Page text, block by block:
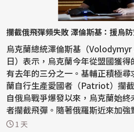
攔截俄飛彈頻失敗 澤倫斯基：援烏
烏克蘭總統澤倫斯基（
日）表示，烏克蘭今年從盟國獲
有去年的三分之一。基輔正積極
蘭自行生產愛國者（Patriot）攔截飛彈。 路
自俄烏戰爭爆發以來，烏克蘭始
者攔截飛彈。隨著俄羅斯近來加
南部...
1 天